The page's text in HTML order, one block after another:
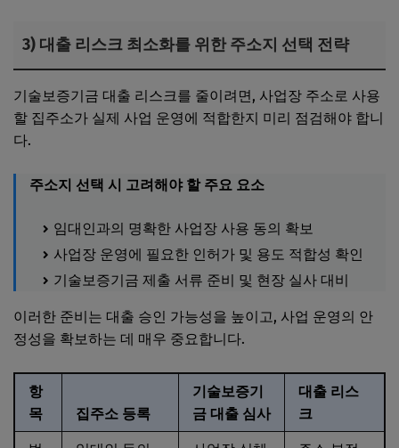
3) 대출 리스크 최소화를 위한 주소지 선택 전략
기술보증기금 대출 리스크를 줄이려면, 사업장 주소로 사용
할 집주소가 실제 사업 운영에 적합한지 미리 점검해야 합니
다.
주소지 선택 시 고려해야 할 주요 요소
임대인과의 명확한 사업장 사용 동의 확보
사업장 운영에 필요한 인허가 및 용도 적합성 확인
기술보증기금 제출 서류 준비 및 현장 실사 대비
이러한 준비는 대출 승인 가능성을 높이고, 사업 운영의 안
정성을 확보하는 데 매우 중요합니다.
항
목
집주소 등록
기술보증기
금 대출 심사
대출 리스
크